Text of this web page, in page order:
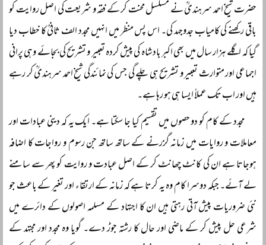
حضرت شیخ احمد سرہندیؒ نے مسلسل محنت کر کے فقہ و شریعت کی اصل روایت کو
باقی رکھنے کی کامیاب جدوجہد کی۔ اس پس منظر میں انہیں مجدد الف ثانیؒ کا خطاب دیا
گیا کہ اگلے ہزار سال میں بھی اکبر بادشاہ کی پیش کردہ تعبیر و تشریح کی بجائے وہی پرانی
اجماعی اور متوارث تعبیر و تشریح ہی چلے گی جس کی نمائندگی شیخ احمد سرہندیؒ کر رہے
ہیں اور اب تک عملاً ایسا ہی ہو رہا ہے۔
مجدد کے کام کو دو حصوں میں تقسیم کیا جا سکتا ہے۔ ایک یہ کہ دینی عبادات اور
معاملات و روایات میں زمانہ گزرنے کے ساتھ ساتھ جن رسوم و رواجات کا اضافہ
ہوجاتا ہے ان کی کانٹ چھانٹ کر کے اصل عبادت و روایت کو پھر سے سامنے
لے آئے۔ جبکہ دوسرا کام وہ یہ کرتا ہے کہ زمانہ کے ارتقاء اور تغیر کے باعث جو
نئی ضروریات پیش آتی رہتی ہیں ان کا اجتہاد کے مسلمہ اصولوں کے دائرے میں
شرعی حل پیش کر کے ماضی اور حال کا رشتہ جوڑ دے۔ گویا وہ مجدد اور مجتہد کے